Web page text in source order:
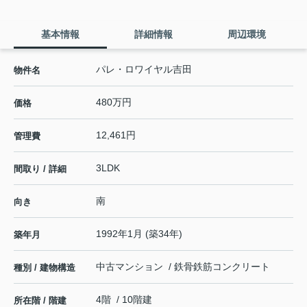
基本情報 詳細情報 周辺環境
物件名 パレ・ロワイヤル吉田
価格 480万円
管理費 12,461円
間取り / 詳細 3LDK
向き 南
築年月 1992年1月 (築34年)
種別 / 建物構造 中古マンション / 鉄骨鉄筋コンクリート
所在階 / 階建 4階 / 10階建